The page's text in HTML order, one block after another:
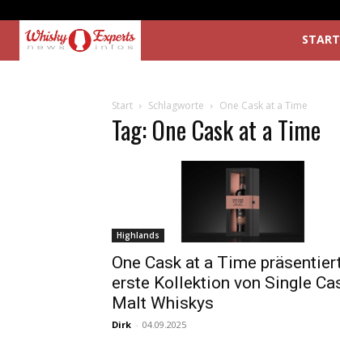
START
Start Schlagworte One Cask at a Time
Tag: One Cask at a Time
Highlands
One Cask at a Time
erste Kollektion von Single
Malt Whiskys
Dirk - 04.09.2025